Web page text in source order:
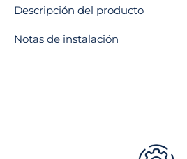
Descripción del producto
Notas de instalación